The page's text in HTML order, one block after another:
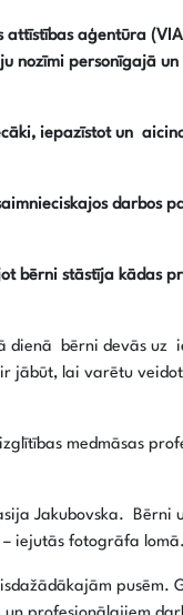
attīstības aģentūra
nozīmi personīgajā
iepazīstot un
darbos
bērni stāstīja kādas
dienā bērni devās uz
jābūt, lai varētu
medmāsas
Jakubovska. Bērni
iejutās fotogrāfa lomā.
pusēm.